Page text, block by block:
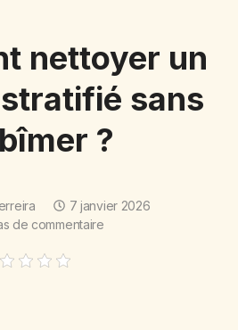
nettoyer un
sans
?
7 janvier 2026
de commentaire